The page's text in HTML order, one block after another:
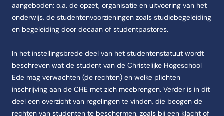
aangeboden: o.a. de opzet, organisatie en uitvoering van het
onderwijs, de studentenvoorzieningen zoals studiebegeleiding
en begeleiding door decaan of studentpastores.
In het instellingsbrede deel van het studentenstatuut wordt
beschreven wat de student van de Christelijke Hogeschool
Ede mag verwachten (de rechten) en welke plichten
inschrijving aan de CHE met zich meebrengen. Verder is in dit
deel een overzicht van regelingen te vinden, die beogen de
rechten van studenten te beschermen, zoals bij een klacht of